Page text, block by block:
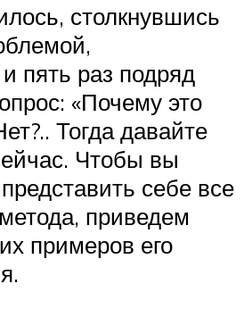
столкнувшись
пять раз подряд
«Почему это
Тогда давайте
Чтобы вы
себе все
приведем
примеров его